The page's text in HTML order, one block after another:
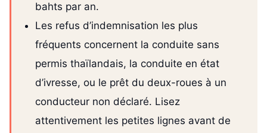
bahts par an.
Les refus d’indemnisation les plus
fréquents concernent la conduite sans
permis thaïlandais, la conduite en état
d’ivresse, ou le prêt du deux-roues à un
conducteur non déclaré. Lisez
attentivement les petites lignes avant de